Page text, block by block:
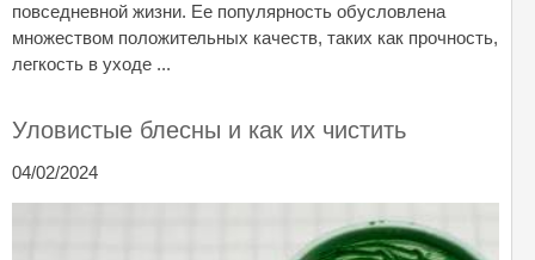
повседневной жизни. Ее популярность обусловлена
множеством положительных качеств, таких как прочность,
легкость в уходе ...
Уловистые блесны и как их чистить
04/02/2024